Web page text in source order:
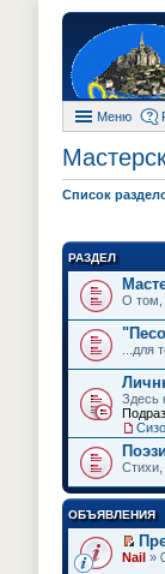
Меню
Список
РАЗДЕЛ
О том,
...для
Здесь
Стихи,
ОБЪЯВЛЕНИЯ
П
Nail »